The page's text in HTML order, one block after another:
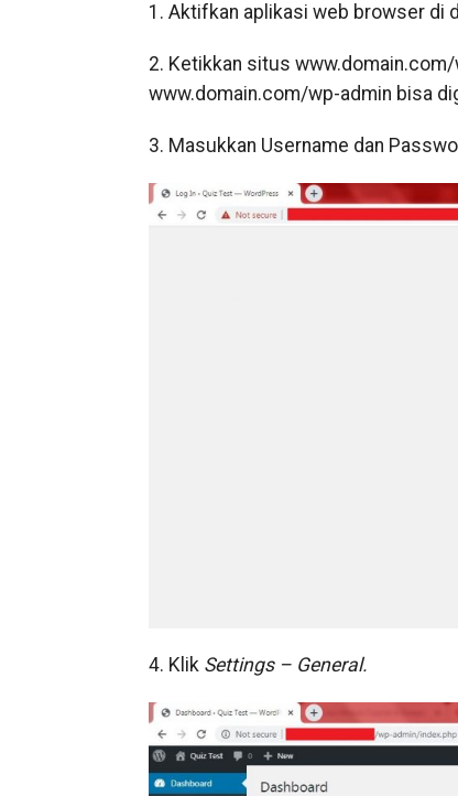
1. Aktifkan aplikasi web browser di
2. Ketikkan situs
www.domain.com/wp-admin bisa
3. Masukkan Username dan
4. Klik Settings – General.